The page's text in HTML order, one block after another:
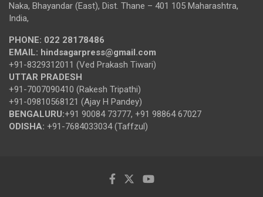
Naka, Bhayandar (East), Dist. Thane – 401 105 Maharashtra,
India,
PHONE: 022 28178486
EMAIL: hindsagarpress@gmail.com
+91-8329312011 (Ved Prakash Tiwari)
UTTAR PRADESH
+91-7007090410 (Rakesh Tripathi)
+91-09810568121 (Ajay H Pandey)
BENGALURU:+91 90084 73777, +91 98864 67027
ODISHA: +91-7684033034 (Taffzul)